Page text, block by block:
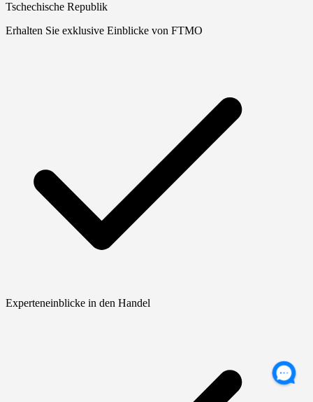
Tschechische Republik
Erhalten Sie exklusive Einblicke von FTMO
Experteneinblicke in den Handel